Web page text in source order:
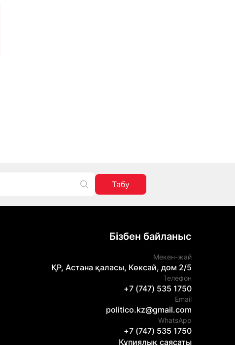
Табу
Бізбен байланыс
Мекен-жай
ҚР, Астана қаласы, Көксай, дом 2/5
Телефон
+7 (747) 535 1750
Email
politico.kz@gmail.com
WhatsApp
+7 (747) 535 1750
Құпиялық саясаты